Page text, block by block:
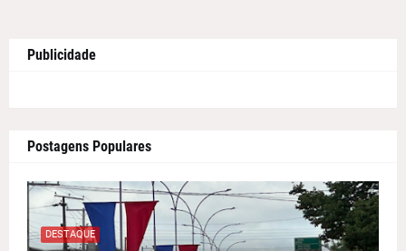
Publicidade
Postagens Populares
DESTAQUE